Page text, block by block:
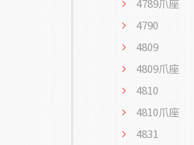
4789爪座
4790
4809
4809爪座
4810
4810爪座
4831